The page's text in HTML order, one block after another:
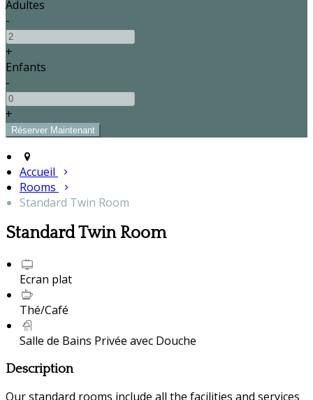
Adultes
-
+
Enfants
-
+
Accueil
Rooms
Standard Twin Room
Standard Twin Room
Ecran plat
Thé/Café
Salle de Bains Privée avec Douche
Description
Our standard rooms include all the facilities and services